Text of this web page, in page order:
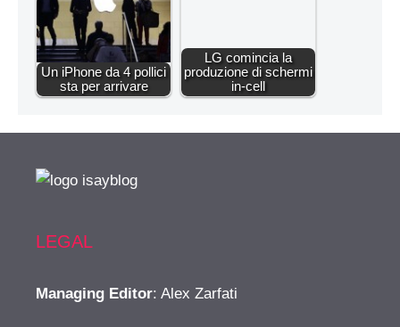
Un iPhone da 4 pollici
sta per arrivare
LG comincia la
produzione di schermi
in-cell
LEGAL
Managing Editor: Alex Zarfati